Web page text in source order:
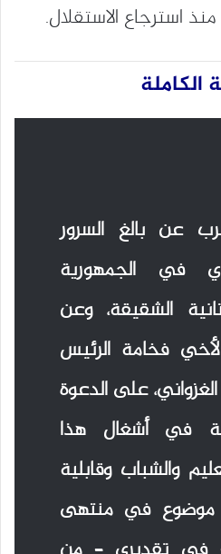
استرجاع الاستقلال.
الكاملة
عن بالغ السرور
في الجمهورية
الشقيقة، وعن
فخامة الرئيس
على الدعوة
في أشغال هذا
والشباب وقابلية
موضوع في منتهى